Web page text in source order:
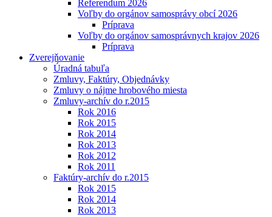
Referendum 2026
Voľby do orgánov samosprávy obcí 2026
Príprava
Voľby do orgánov samosprávnych krajov 2026
Príprava
Zverejňovanie
Úradná tabuľa
Zmluvy, Faktúry, Objednávky
Zmluvy o nájme hrobového miesta
Zmluvy-archív do r.2015
Rok 2016
Rok 2015
Rok 2014
Rok 2013
Rok 2012
Rok 2011
Faktúry-archív do r.2015
Rok 2015
Rok 2014
Rok 2013